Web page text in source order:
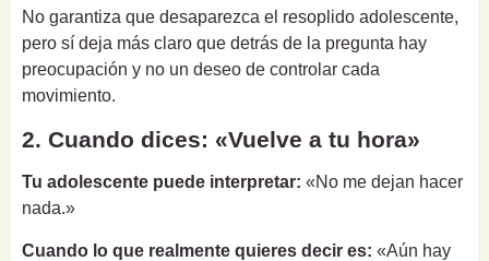
No garantiza que desaparezca el resoplido adolescente,
pero sí deja más claro que detrás de la pregunta hay
preocupación y no un deseo de controlar cada
movimiento.
2. Cuando dices: «Vuelve a tu hora»
Tu adolescente puede interpretar: «No me dejan hacer
nada.»
Cuando lo que realmente quieres decir es: «Aún hay